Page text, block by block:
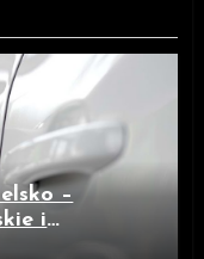
–
i